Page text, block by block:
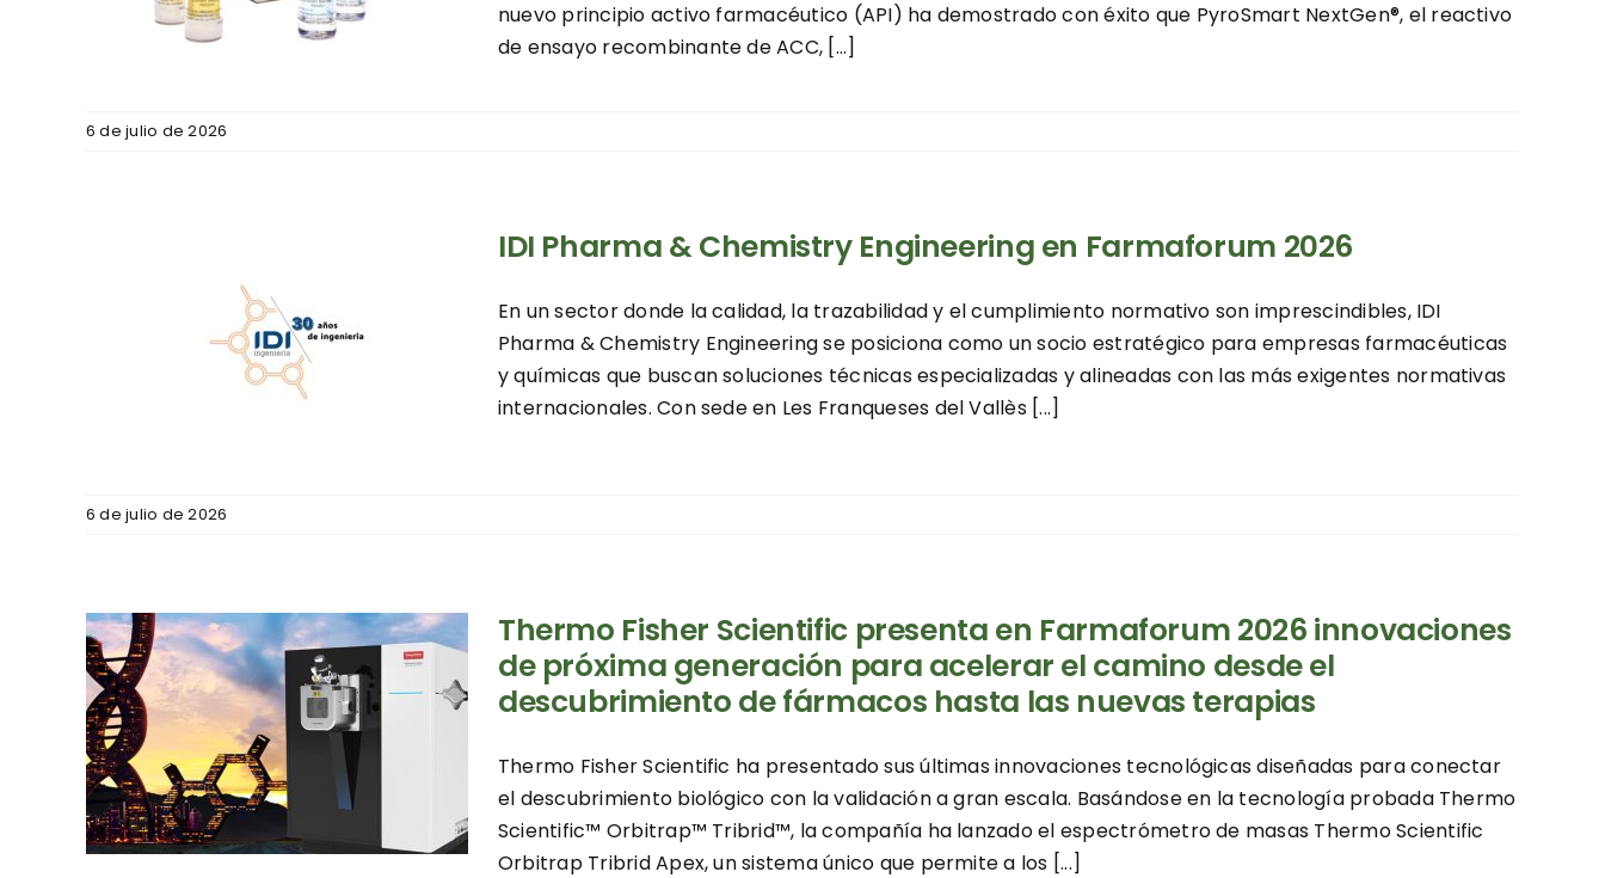
nuevo principio activo farmacéutico (API) ha demostrado con éxito que PyroSmart NextGen®, el reactivo
de ensayo recombinante de ACC, [...]
6 de julio de 2026
IDI Pharma & Chemistry Engineering en Farmaforum 2026
En un sector donde la calidad, la trazabilidad y el cumplimiento normativo son imprescindibles, IDI
Pharma & Chemistry Engineering se posiciona como un socio estratégico para empresas farmacéuticas
y químicas que buscan soluciones técnicas especializadas y alineadas con las más exigentes normativas
internacionales. Con sede en Les Franqueses del Vallès [...]
6 de julio de 2026
Thermo Fisher Scientific presenta en Farmaforum 2026 innovaciones
de próxima generación para acelerar el camino desde el
descubrimiento de fármacos hasta las nuevas terapias
Thermo Fisher Scientific ha presentado sus últimas innovaciones tecnológicas diseñadas para conectar
el descubrimiento biológico con la validación a gran escala. Basándose en la tecnología probada Thermo
Scientific™ Orbitrap™ Tribrid™, la compañía ha lanzado el espectrómetro de masas Thermo Scientific
Orbitrap Tribrid Apex, un sistema único que permite a los [...]